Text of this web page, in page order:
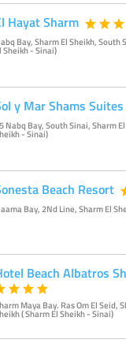
Hayat Sharm
Bay, Sharm El Sheikh, South
Sheikh - Sinai)
y Mar Shams Suites
Nabq Bay, South Sinai, Sharm
- Sinai)
Beach Resort
Bay, 2Nd Line, Sharm El
Beach Albatros
Maya Bay. Ras Om El Seid,
( Sharm El Sheikh - Sinai)